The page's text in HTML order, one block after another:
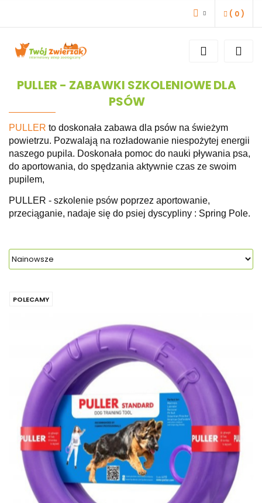
( 0 )
PULLER - ZABAWKI SZKOLENIOWE DLA
PSÓW
PULLER to doskonała zabawa dla psów na świeżym
powietrzu. Pozwalają na rozładowanie niespożytej energii
naszego pupila. Doskonała pomoc do nauki pływania psa,
do aportowania, do spędzania aktywnie czas ze swoim
pupilem,
PULLER - szkolenie psów poprzez aportowanie,
przeciąganie, nadaje się do psiej dyscypliny : Spring Pole.
POLECAMY